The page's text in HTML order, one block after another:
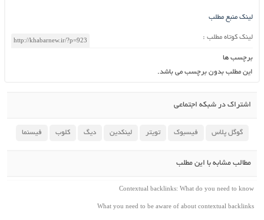
لینک منبع مطلب
لینک کوتاه مطلب :
برچسب ها
این مطلب بدون برچسب می باشد.
اشتراک در شبکه اجتماعی
گوگل پلاس فیسبوک تویتر لینکدین دیگ کلوب فیسنما
مطالب مشابه با این مطلب
Contextual backlinks: What do you need to know
What you need to be aware of about contextual backlinks